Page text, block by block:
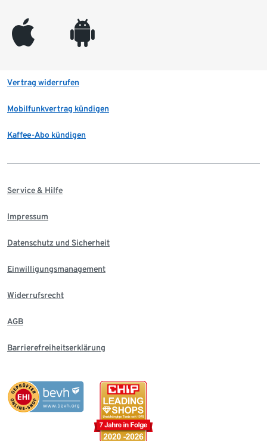
appleinc android
Vertrag widerrufen
Mobilfunkvertrag kündigen
Kaffee-Abo kündigen
Service & Hilfe
Impressum
Datenschutz und Sicherheit
Einwilligungsmanagement
Widerrufsrecht
AGB
Barrierefreiheitserklärung